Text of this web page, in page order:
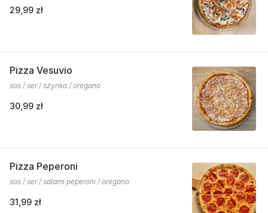
29,99 zł
Pizza Vesuvio
sos / ser / szynka / oregano
30,99 zł
Pizza Peperoni
sos / ser / salami peperoni / oregano
31,99 zł